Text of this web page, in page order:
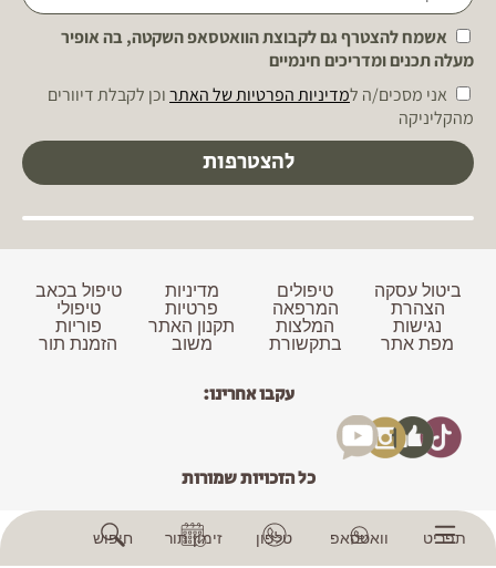
אשמח להצטרף גם לקבוצת הוואטסאפ השקטה, בה אופיר
מעלה תכנים ומדריכים חינמיים
אני מסכים/ה ל
מהקליניקה
להצטרפות
ביטול עסקה
הצהרת
טיפולים
המרפאה
המלצות
מדיניות
פרטיות
טיפול בכאב
טיפולי
כל הזכויות שמורות